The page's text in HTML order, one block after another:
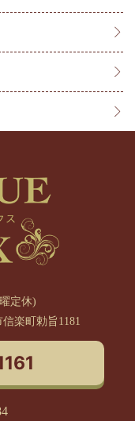
定休)
楽町勅旨1181